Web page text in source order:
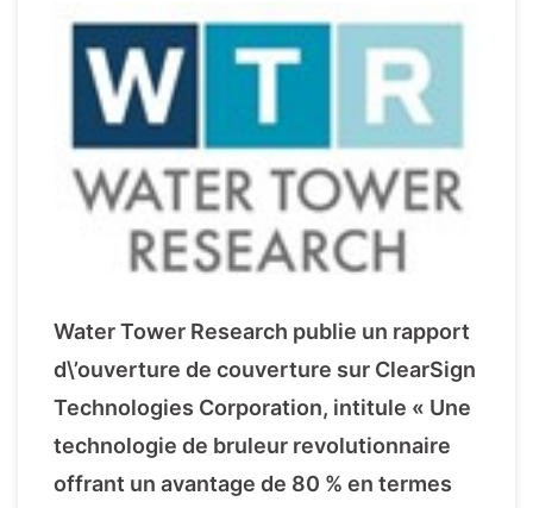
Water Tower Research publie un rapport
d\’ouverture de couverture sur ClearSign
Technologies Corporation, intitule « Une
technologie de bruleur revolutionnaire
offrant un avantage de 80 % en termes